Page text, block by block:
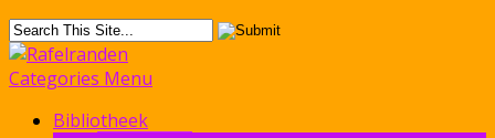
Categories Menu
Bibliotheek